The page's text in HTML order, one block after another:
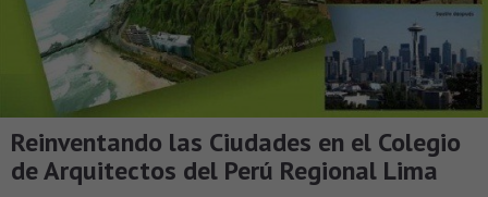
Reinventando las Ciudades en el Colegio
de Arquitectos del Perú Regional Lima